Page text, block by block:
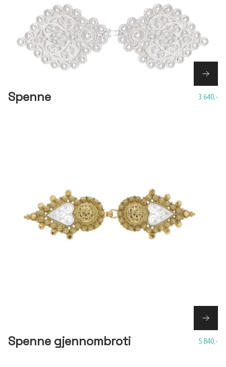
Spenne 3 640,-
Spenne gjennombroti 5 840,-